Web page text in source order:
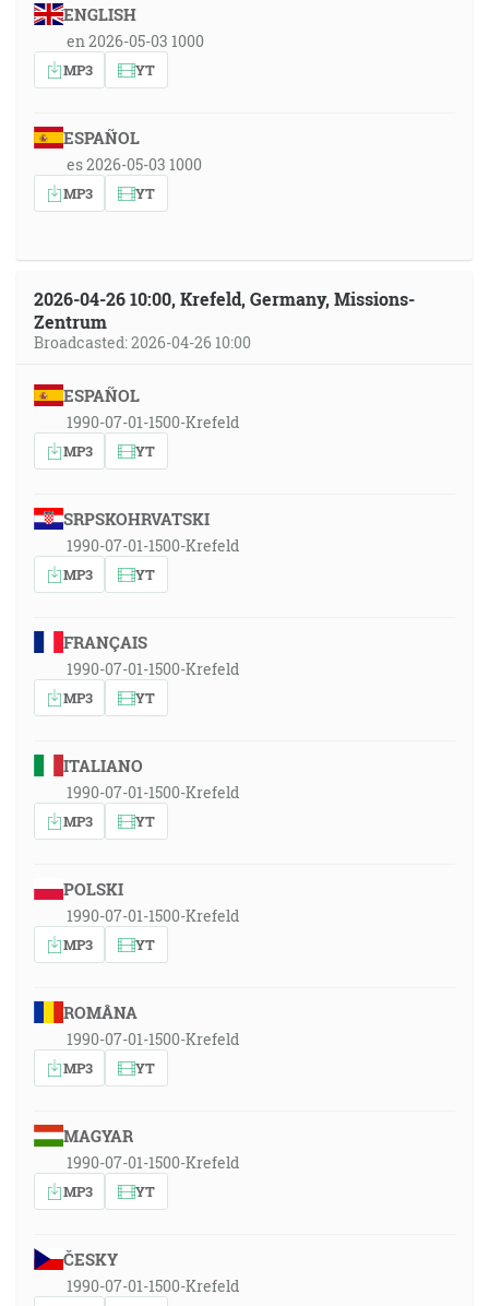
ENGLISH
en 2026-05-03 1000
MP3 YT
ESPAÑOL
es 2026-05-03 1000
MP3 YT
2026-04-26 10:00, Krefeld, Germany, Missions-
Zentrum
Broadcasted: 2026-04-26 10:00
ESPAÑOL
1990-07-01-1500-Krefeld
MP3 YT
SRPSKOHRVATSKI
1990-07-01-1500-Krefeld
MP3 YT
FRANÇAIS
1990-07-01-1500-Krefeld
MP3 YT
ITALIANO
1990-07-01-1500-Krefeld
MP3 YT
POLSKI
1990-07-01-1500-Krefeld
MP3 YT
ROMÂNA
1990-07-01-1500-Krefeld
MP3 YT
MAGYAR
1990-07-01-1500-Krefeld
MP3 YT
ČESKY
1990-07-01-1500-Krefeld